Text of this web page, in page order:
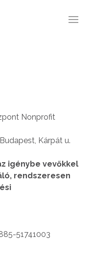
Nonprofit
Kárpát u.
igénybe vevőkkel
rendszeresen
51741003